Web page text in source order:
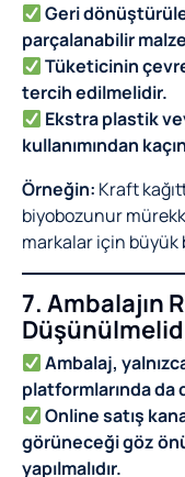
Geri
parçalanabilir
Tüketicinin
tercih edilmelidir.
Ekstra plastik
kullanımından
Örneğin: Kraft
biyobozunur
markalar için büyük
7. Ambalajın
Ambalaj,
platformlarında da
Online satış
görüneceği göz
yapılmalıdır.